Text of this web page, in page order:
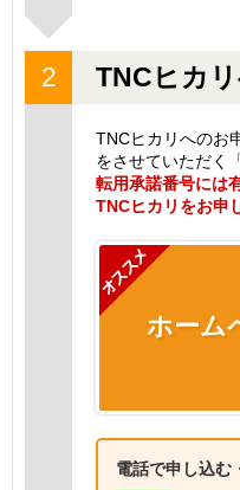
TNCヒカ
TNCヒカリへのお
をさせていただく
転用承諾番号には
TNCヒカリをお申
ホーム
電話で申し込む